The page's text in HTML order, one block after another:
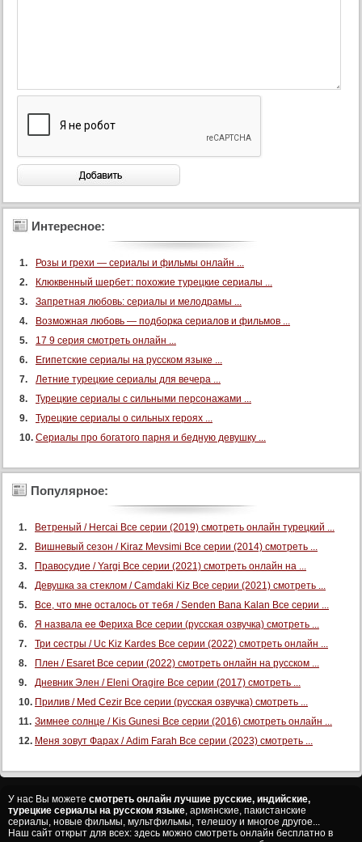
Интересное:
Розы и грехи — сериалы и фильмы онлайн ...
Клюквенный шербет: похожие турецкие сериалы ...
Запретная любовь: сериалы и мелодрамы ...
Возможная любовь — подборка сериалов и фильмов ...
17 9 серия смотреть онлайн ...
Египетские сериалы на русском языке ...
Летние турецкие сериалы для вечера ...
Турецкие сериалы с сильными персонажами ...
Турецкие сериалы о сильных героях ...
Сериалы про богатого парня и бедную девушку ...
Популярное:
Ветреный / Hercai Все серии (2019) смотреть онлайн турецкий ...
Вишневый сезон / Kiraz Mevsimi Все серии (2014) смотреть ...
Правосудие / Yargi Все серии (2021) смотреть онлайн на ...
Девушка за стеклом / Camdaki Kiz Все серии (2021) смотреть ...
Все, что мне осталось от тебя / Senden Bana Kalan Все серии ...
Я назвала ее Фериха Все серии (русская озвучка) смотреть ...
Три сестры / Uc Kiz Kardes Все серии (2022) смотреть онлайн ...
Плен / Esaret Все серии (2022) смотреть онлайн на русском ...
Дневник Элен / Eleni Oragire Все серии (2017) смотреть ...
Прилив / Med Cezir Все серии (русская озвучка) смотреть ...
Зимнее солнце / Kis Gunesi Все серии (2016) смотреть онлайн ...
Меня зовут Фарах / Adim Farah Все серии (2023) смотреть ...
У нас Вы можете смотреть онлайн лучшие русские, индийские,
турецкие сериалы на русском языке, армянские, пакистанские
сериалы, новые фильмы, мультфильмы, телешоу и многое другое...
Наш сайт открыт для всех: здесь можно смотреть онлайн бесплатно в